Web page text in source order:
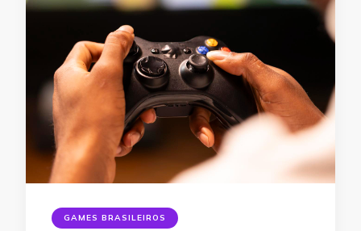
GAMES BRASILEIROS